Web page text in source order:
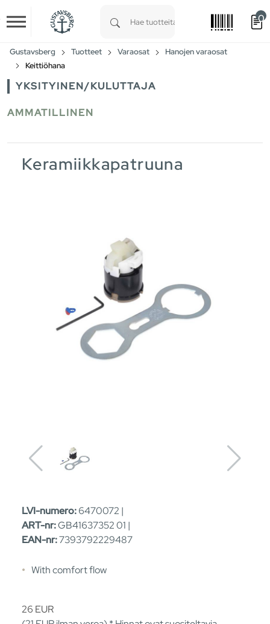
Skip to main content
0
Gustavsberg Tuotteet Varaosat
Hanojen varaosat
Keittiöhana
YKSITYINEN/KULUTTAJA
AMMATILLINEN
Keramiikkapatruuna
LVI-numero:6470072 |
ART-nr:GB41637352 01 |
EAN-nr:7393792229487
With comfort flow
26 EUR